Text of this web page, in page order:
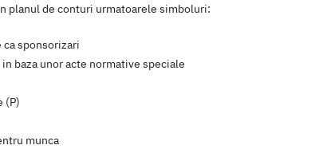
planul de conturi urmatoarele simboluri:
sponsorizari
baza unor acte normative speciale
(P)
munca